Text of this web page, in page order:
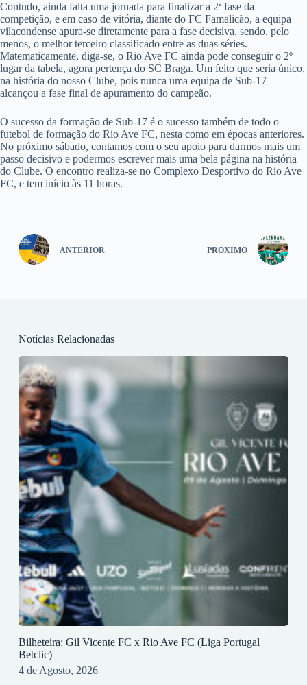
Contudo, ainda falta uma jornada para finalizar a 2ª fase da
competição, e em caso de vitória, diante do FC Famalicão, a equipa
vilacondense apura-se diretamente para a fase decisiva, sendo, pelo
menos, o melhor terceiro classificado entre as duas séries.
Matematicamente, diga-se, o Rio Ave FC ainda pode conseguir o 2º
lugar da tabela, agora pertença do SC Braga. Um feito que seria único,
na história do nosso Clube, pois nunca uma equipa de Sub-17
alcançou a fase final de apuramento do campeão.
O sucesso da formação de Sub-17 é o sucesso também de todo o
futebol de formação do Rio Ave FC, nesta como em épocas anteriores.
No próximo sábado, contamos com o seu apoio para darmos mais um
passo decisivo e podermos escrever mais uma bela página na história
do Clube. O encontro realiza-se no Complexo Desportivo do Rio Ave
FC, e tem início às 11 horas.
ANTERIOR PRÓXIMO
Notícias Relacionadas
Bilheteira: Gil Vicente FC x Rio Ave FC (Liga Portugal
Betclic)
4 de Agosto, 2026